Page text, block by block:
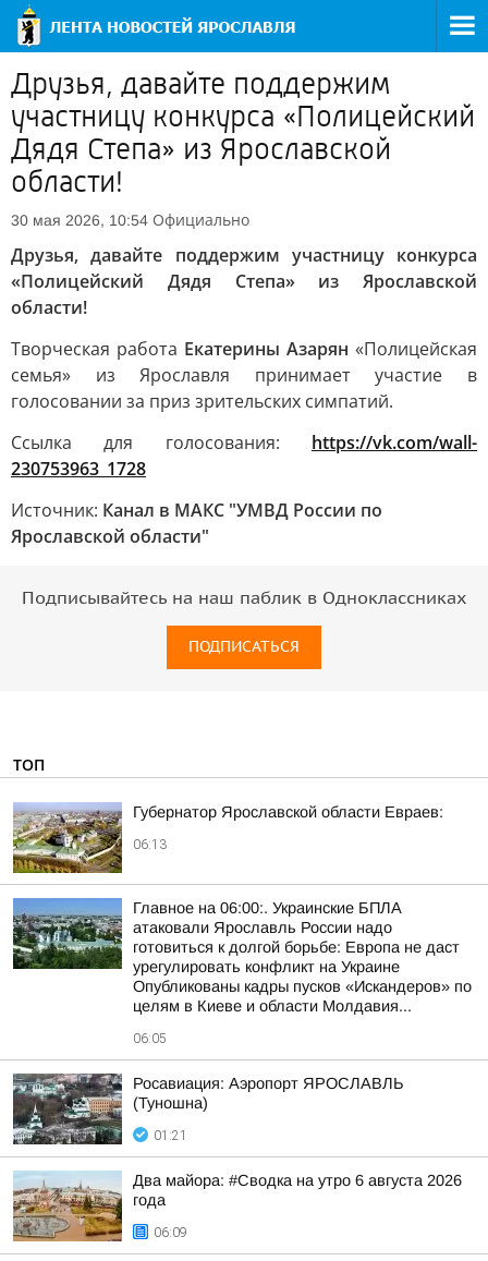
Друзья, давайте поддержим
участницу конкурса «Полицейский
Дядя Степа» из Ярославской
области!
30 мая 2026, 10:54 Официально
Друзья, давайте поддержим участницу конкурса
«Полицейский Дядя Степа» из Ярославской
области!
Творческая работа Екатерины Азарян «Полицейская
семья» из Ярославля принимает участие в
голосовании за приз зрительских симпатий.
Ссылка для голосования: https://vk.com/wall-
230753963_1728
Источник: Канал в МАКС "УМВД России по
Ярославской области"
Подписывайтесь на наш паблик в Одноклассниках
ПОДПИСАТЬСЯ
ТОП
Губернатор Ярославской области Евраев:
06:13
Главное на 06:00:. Украинские БПЛА
атаковали Ярославль России надо
готовиться к долгой борьбе: Европа не даст
урегулировать конфликт на Украине
Опубликованы кадры пусков «Искандеров» по
целям в Киеве и области Молдавия...
06:05
Росавиация: Аэропорт ЯРОСЛАВЛЬ
(Туношна)
01:21
Два майора: #Сводка на утро 6 августа 2026
года
06:09